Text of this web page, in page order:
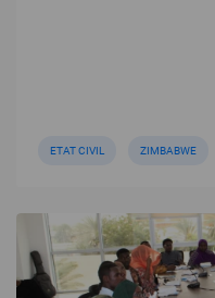
ETAT CIVIL ZIMBABWE